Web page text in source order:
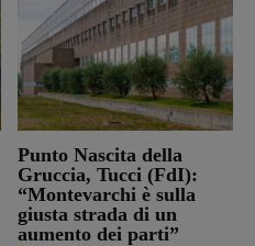
Punto Nascita della
Gruccia, Tucci (FdI):
“Montevarchi è sulla
giusta strada di un
aumento dei parti”